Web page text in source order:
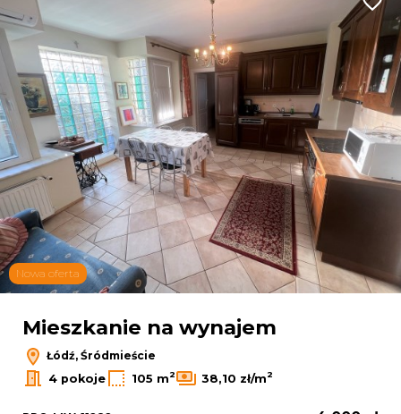
Nowa oferta
Mieszkanie na wynajem
Łódź, Śródmieście
4 pokoje
105 m2 38,10 zł/m2